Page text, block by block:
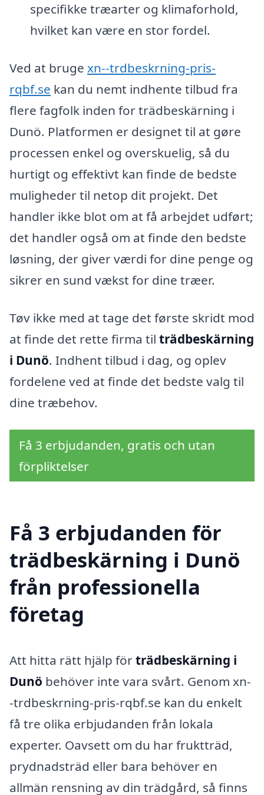
specifikke træarter og klimaforhold,
hvilket kan være en stor fordel.
Ved at bruge xn--trdbeskrning-pris-
rqbf.se kan du nemt indhente tilbud fra
flere fagfolk inden for trädbeskärning i
Dunö. Platformen er designet til at gøre
processen enkel og overskuelig, så du
hurtigt og effektivt kan finde de bedste
muligheder til netop dit projekt. Det
handler ikke blot om at få arbejdet udført;
det handler også om at finde den bedste
løsning, der giver værdi for dine penge og
sikrer en sund vækst for dine træer.
Tøv ikke med at tage det første skridt mod
at finde det rette firma til trädbeskärning
i Dunö. Indhent tilbud i dag, og oplev
fordelene ved at finde det bedste valg til
dine træbehov.
Få 3 erbjudanden, gratis och utan
förpliktelser
Få 3 erbjudanden för
trädbeskärning i Dunö
från professionella
företag
Att hitta rätt hjälp förträdbeskärning i
Dunö behöver inte vara svårt. Genom xn-
-trdbeskrning-pris-rqbf.se kan du enkelt
få tre olika erbjudanden från lokala
experter. Oavsett om du har fruktträd,
prydnadsträd eller bara behöver en
allmän rensning av din trädgård, så finns